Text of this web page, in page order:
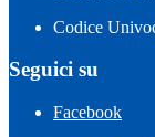
Codice
Seguici su
Facebook